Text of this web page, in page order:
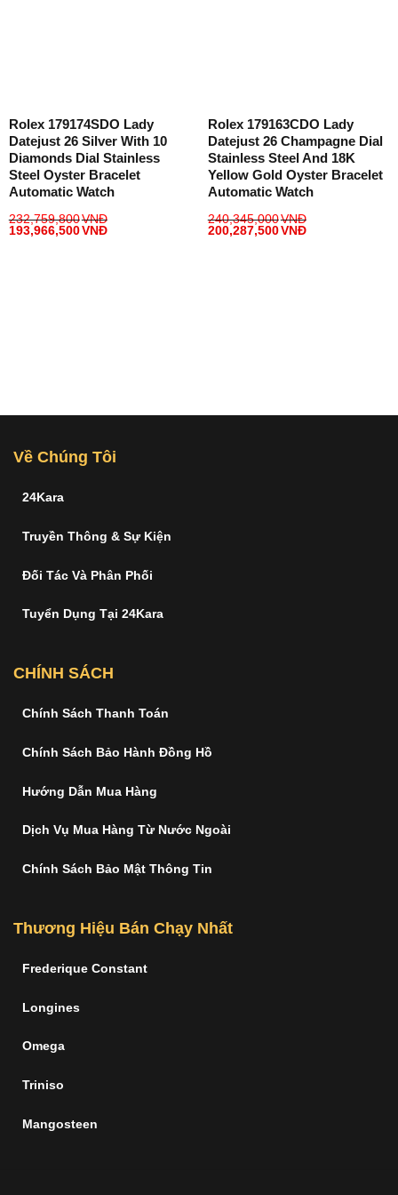
Rolex 179174SDO Lady
Datejust 26 Silver With 10
Diamonds Dial Stainless
Steel Oyster Bracelet
Automatic Watch
232,759,800VNĐ
193,966,500VNĐ
Rolex 179163CDO Lady
Datejust 26 Champagne Dial
Stainless Steel And 18K
Yellow Gold Oyster Bracelet
Automatic Watch
240,345,000VNĐ
200,287,500VNĐ
Về Chúng Tôi
24Kara
Truyền Thông & Sự Kiện
Đối Tác Và Phân Phối
Tuyển Dụng Tại 24Kara
CHÍNH SÁCH
Chính Sách Thanh Toán
Chính Sách Bảo Hành Đồng Hồ
Hướng Dẫn Mua Hàng
Dịch Vụ Mua Hàng Từ Nước Ngoài
Chính Sách Bảo Mật Thông Tin
Thương Hiệu Bán Chạy Nhất
Frederique Constant
Longines
Omega
Triniso
Mangosteen